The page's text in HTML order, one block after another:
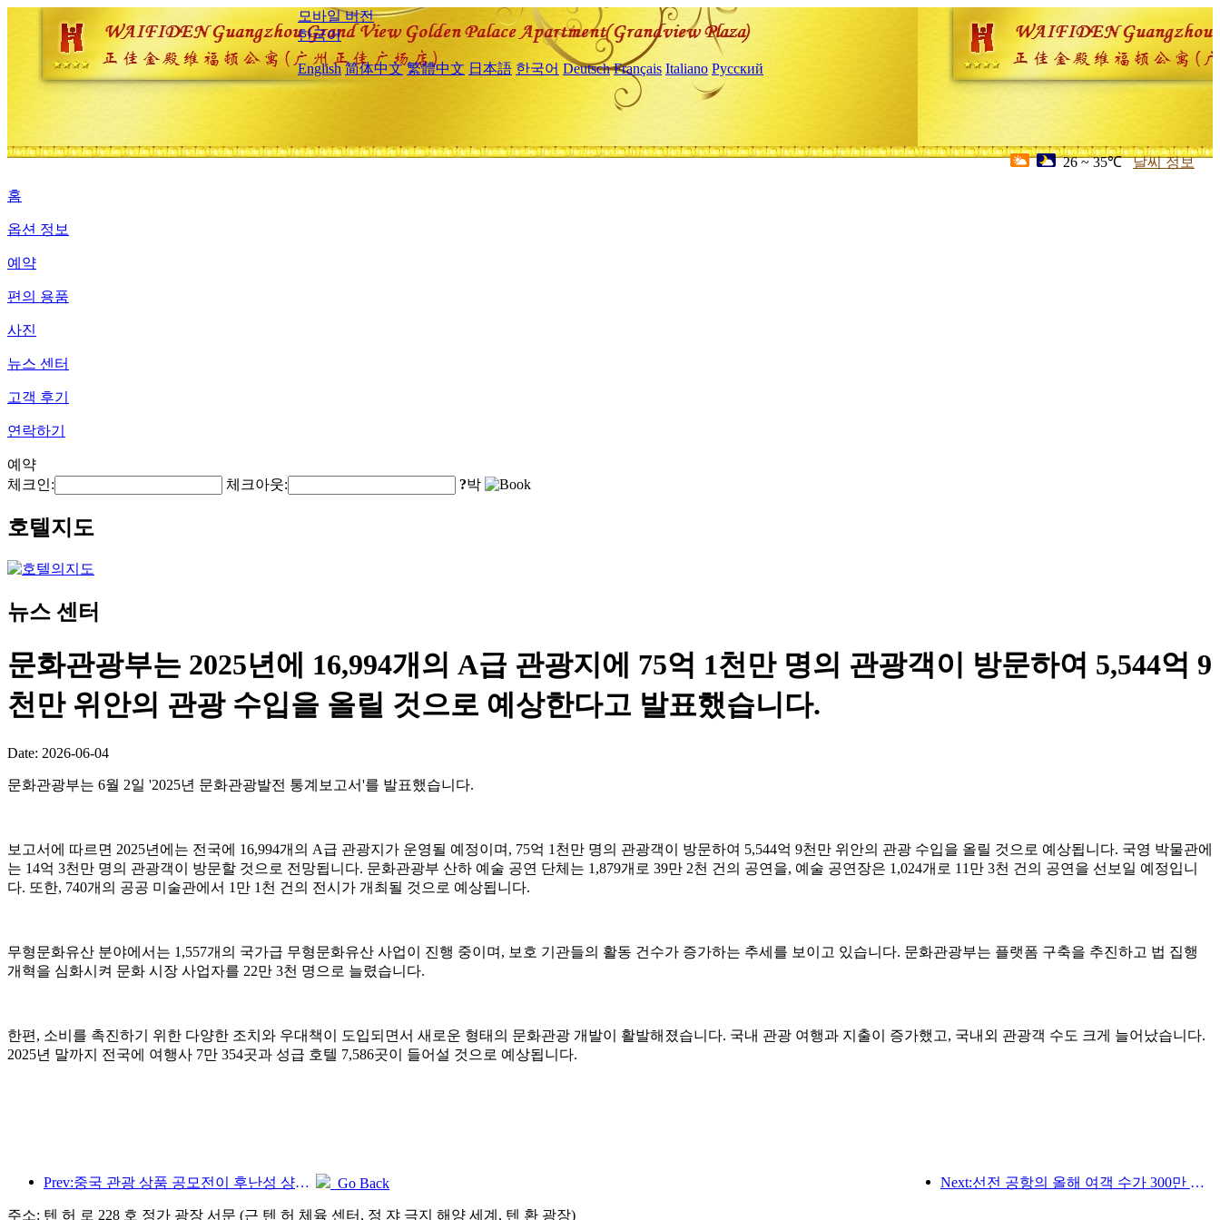
모바일 버전
한국어
English 简体中文 繁體中文 日本語 한국어 Deutsch Français Italiano Русский
26 ~ 35℃ 날씨 정보
홈
옵션 정보
예약
편의 용품
사진
뉴스 센터
고객 후기
연락하기
예약
체크인:
체크아웃: ?박
호텔지도
뉴스 센터
문화관광부는 2025년에 16,994개의 A급 관광지에 75억 1천만 명의 관광객이 방문하여 5,544억 9
천만 위안의 관광 수입을 올릴 것으로 예상한다고 발표했습니다.
Date: 2026-06-04
문화관광부는 6월 2일 '2025년 문화관광발전 통계보고서'를 발표했습니다.
보고서에 따르면 2025년에는 전국에 16,994개의 A급 관광지가 운영될 예정이며, 75억 1천만 명의 관광객이 방문하여 5,544억 9천만 위안의 관광 수입을 올릴 것으로 예상됩니다. 국영 박물관에
는 14억 3천만 명의 관광객이 방문할 것으로 전망됩니다. 문화관광부 산하 예술 공연 단체는 1,879개로 39만 2천 건의 공연을, 예술 공연장은 1,024개로 11만 3천 건의 공연을 선보일 예정입니
다. 또한, 740개의 공공 미술관에서 1만 1천 건의 전시가 개최될 것으로 예상됩니다.
무형문화유산 분야에서는 1,557개의 국가급 무형문화유산 사업이 진행 중이며, 보호 기관들의 활동 건수가 증가하는 추세를 보이고 있습니다. 문화관광부는 플랫폼 구축을 추진하고 법 집행
개혁을 심화시켜 문화 시장 사업자를 22만 3천 명으로 늘렸습니다.
한편, 소비를 촉진하기 위한 다양한 조치와 우대책이 도입되면서 새로운 형태의 문화관광 개발이 활발해졌습니다. 국내 관광 여행과 지출이 증가했고, 국내외 관광객 수도 크게 늘어났습니다.
2025년 말까지 전국에 여행사 7만 354곳과 성급 호텔 7,586곳이 들어설 것으로 예상됩니다.
Prev:중국 관광 상품 공모전이 후난성 샹탄에서 성공적으로 개최되었습니다. Next:선전 공항의 올해 여객 수가 300만 명을 돌파하며 같은 기간 기준 신기록을 세웠습니다.
Go Back
주소: 텐 허 로 228 호 정가 광장 서문 (근 텐 허 체육 센터, 정 쟈 극지 해양 세계, 텐 환 광장)